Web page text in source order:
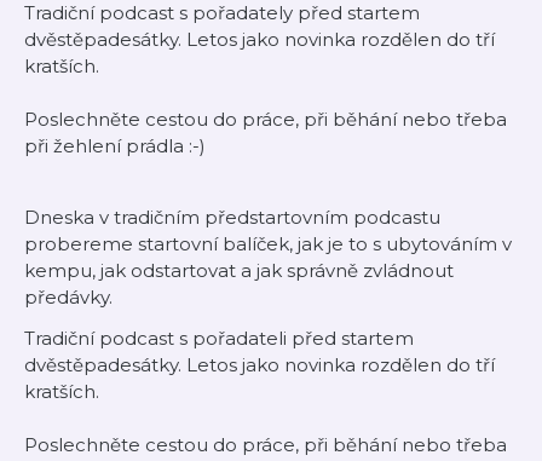
Tradiční podcast s pořadately před startem
dvěstěpadesátky. Letos jako novinka rozdělen do tří
kratších.
Poslechněte cestou do práce, při běhání nebo třeba
při žehlení prádla :-)
Dneska v tradičním předstartovním podcastu
probereme startovní balíček, jak je to s ubytováním v
kempu, jak odstartovat a jak správně zvládnout
předávky.
Tradiční podcast s pořadateli před startem
dvěstěpadesátky. Letos jako novinka rozdělen do tří
kratších.
Poslechněte cestou do práce, při běhání nebo třeba